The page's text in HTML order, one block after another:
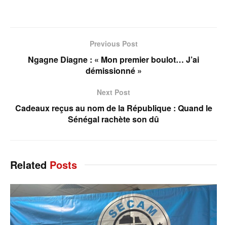
Previous Post
Ngagne Diagne : « Mon premier boulot… J’ai
démissionné »
Next Post
Cadeaux reçus au nom de la République : Quand le
Sénégal rachète son dû
Related Posts